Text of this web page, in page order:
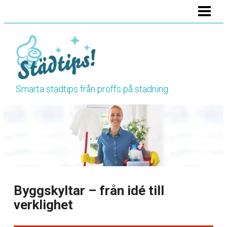
STÄDA KÖKET
STÄDA TOALETTEN
Smarta städtips från proffs på städning
Byggskyltar – från idé till
verklighet